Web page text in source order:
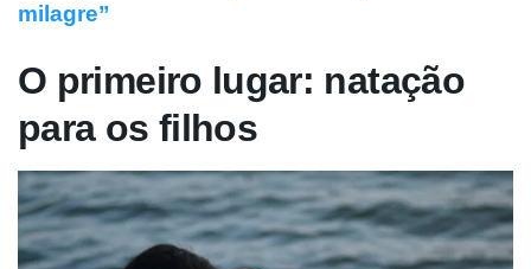
milagre”
O primeiro lugar: natação
para os filhos